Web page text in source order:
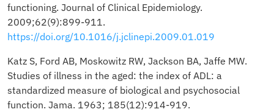
functioning. Journal of Clinical Epidemiology.
2009;62(9):899-911.
https://doi.org/10.1016/j.jclinepi.2009.01.019
Katz S, Ford AB, Moskowitz RW, Jackson BA, Jaffe MW.
Studies of illness in the aged: the index of ADL: a
standardized measure of biological and psychosocial
function. Jama. 1963; 185(12):914-919.